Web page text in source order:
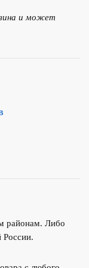
и может
районам. Либо
России.